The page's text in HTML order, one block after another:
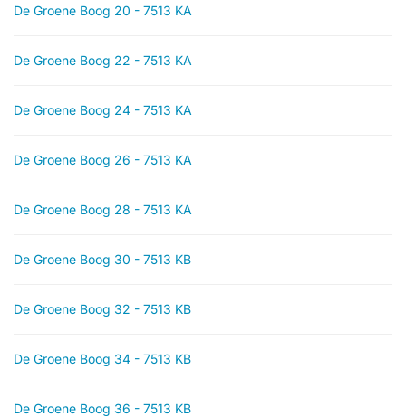
De Groene Boog 20 - 7513 KA
De Groene Boog 22 - 7513 KA
De Groene Boog 24 - 7513 KA
De Groene Boog 26 - 7513 KA
De Groene Boog 28 - 7513 KA
De Groene Boog 30 - 7513 KB
De Groene Boog 32 - 7513 KB
De Groene Boog 34 - 7513 KB
De Groene Boog 36 - 7513 KB